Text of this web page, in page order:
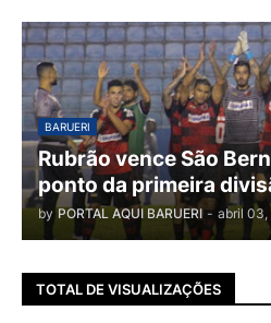
BARUERI
Rubrão vence São
ponto da primeira
by PORTAL AQUI BARUERI - abril 03,
TOTAL DE VISUALIZAÇÕES